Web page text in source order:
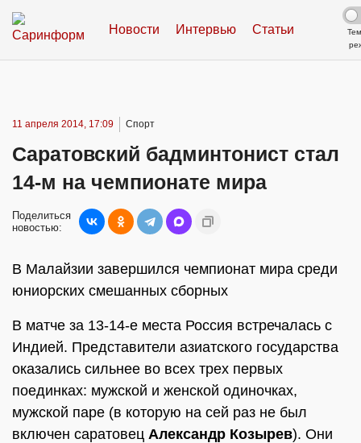
Новости Интервью Статьи
11 апреля 2014, 17:09 Спорт
Саратовский бадминтонист стал
14-м на чемпионате мира
Поделиться
новостью:
В Малайзии завершился чемпионат мира среди
юниорских смешанных сборных
В матче за 13-14-е места Россия встречалась с
Индией. Представители азиатского государства
оказались сильнее во всех трех первых
поединках: мужской и женской одиночках,
мужской паре (в которую на сей раз не был
включен саратовец Александр Козырев). Они